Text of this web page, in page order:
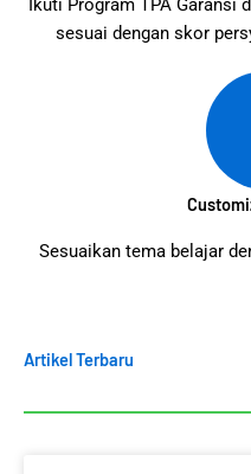
Ikuti Program TPA Garansi
sesuai dengan skor
Sesuaikan tema belajar
Artikel Terbaru